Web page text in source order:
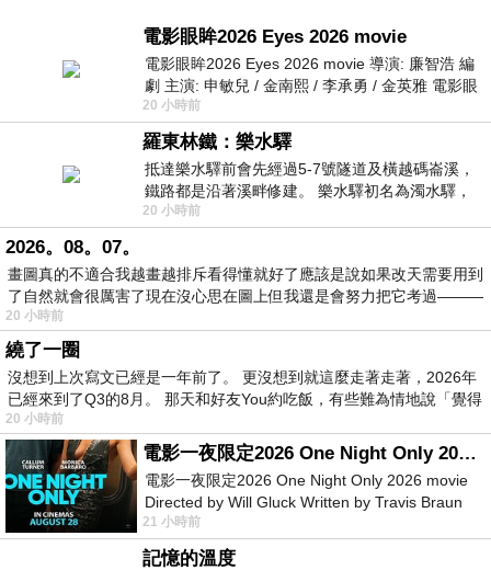
電影眼眸2026 Eyes 2026 movie
電影眼眸2026 Eyes 2026 movie 導演: 廉智浩 編
劇 主演: 申敏兒 / 金南熙 / 李承勇 / 金英雅 電影眼
眸2026描述攝影師徐珍因遺
20 小時前
羅東林鐵：樂水驛
抵達樂水驛前會先經過5-7號隧道及橫越碼崙溪，
鐵路都是沿著溪畔修建。 樂水驛初名為濁水驛，
但因與臺鐵集集線車站同名，於1953
20 小時前
2026。08。07。
畫圖真的不適合我越畫越排斥看得懂就好了應該是說如果改天需要用到
了自然就會很厲害了現在沒心思在圖上但我還是會努力把它考過———
20 小時前
繞了一圈
沒想到上次寫文已經是一年前了。 更沒想到就這麼走著走著，2026年
已經來到了Q3的8月。 那天和好友You約吃飯，有些難為情地說「覺得
20 小時前
電影一夜限定2026 One Night Only 2026 movie
電影一夜限定2026 One Night Only 2026 movie
Directed by Will Gluck Written by Travis Braun
Starring Monica Barbaro
21 小時前
記憶的溫度